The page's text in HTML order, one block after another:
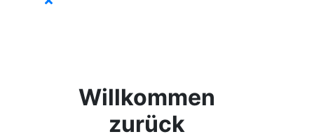
Willkommen
zurück